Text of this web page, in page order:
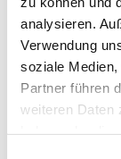
analysieren.
Verwendung
soziale
Partner führen
weiteren Daten
ab €